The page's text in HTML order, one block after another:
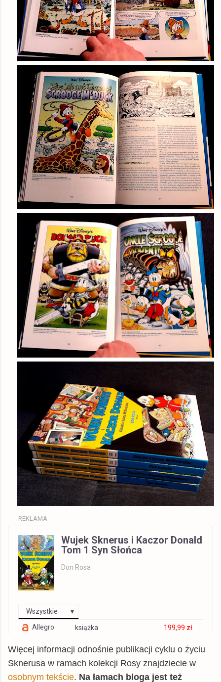
REKLAMA
Wujek Sknerus i Kaczor Donald
Tom 1 Syn Słońca
Don Rosa
Wszystkie
Allegro
książka 199,99 zł
Więcej informacji odnośnie publikacji cyklu o życiu
Sknerusa w ramach kolekcji Rosy znajdziecie w
osobnym tekście. Na łamach bloga jest też